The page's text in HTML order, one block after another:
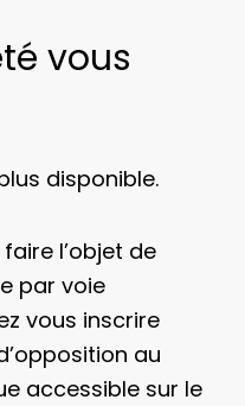
vous
disponible.
l’objet de
par voie
vous inscrire
au
accessible sur le